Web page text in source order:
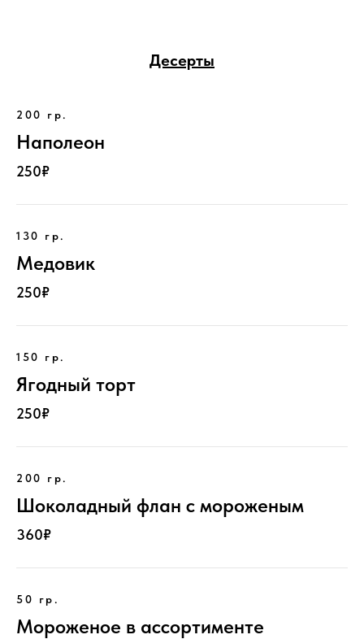
Десерты
200 гр.
Наполеон
250₽
130 гр.
Медовик
250₽
150 гр.
Ягодный торт
250₽
200 гр.
Шоколадный флан с мороженым
360₽
50 гр.
Мороженое в ассортименте